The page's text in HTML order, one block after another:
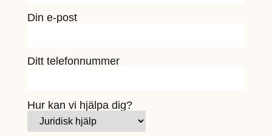
Din e-post
Ditt telefonnummer
Hur kan vi hjälpa dig?